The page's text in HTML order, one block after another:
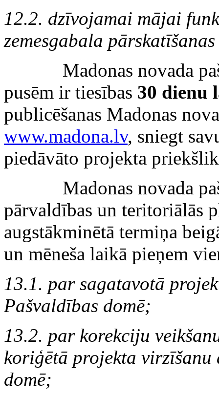
12.2. dzīvojamai mājai
zemesgabala
Madonas novada
pusēm ir tiesības 30 dienu
publicēšanas Madonas
www.madona.lv, sniegt
piedāvāto projekta
Madonas novada
pārvaldības un teritoriālās
augstākminētā termiņa
un mēneša laikā pieņem
13.1. par sagatavotā
Pašvaldības domē;
13.2. par korekciju
koriģētā projekta
domē;